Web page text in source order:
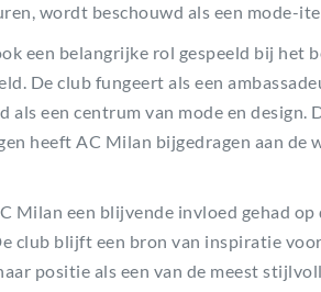
wordt beschouwd als een mode-
een belangrijke rol gespeeld bij het
De club fungeert als een
als een centrum van mode en
heeft AC Milan bijgedragen aan
Milan een blijvende invloed gehad op
club blijft een bron van inspiratie
positie als een van de meest